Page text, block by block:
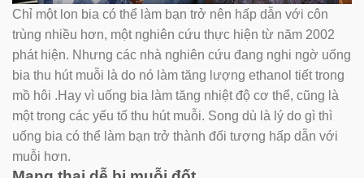
Chỉ một lon bia có thể làm bạn trở nên hấp dẫn với côn
trùng nhiều hơn, một nghiên cứu thực hiện từ năm 2002
phát hiện. Nhưng các nhà nghiên cứu đang nghi ngờ uống
bia thu hút muỗi là do nó làm tăng lượng ethanol tiết trong
mồ hôi .Hay vì uống bia làm tăng nhiệt độ cơ thể, cũng là
một trong các yếu tố thu hút muỗi. Song dù là lý do gì thì
uống bia có thể làm bạn trở thành đối tượng hấp dẫn với
muỗi hơn.